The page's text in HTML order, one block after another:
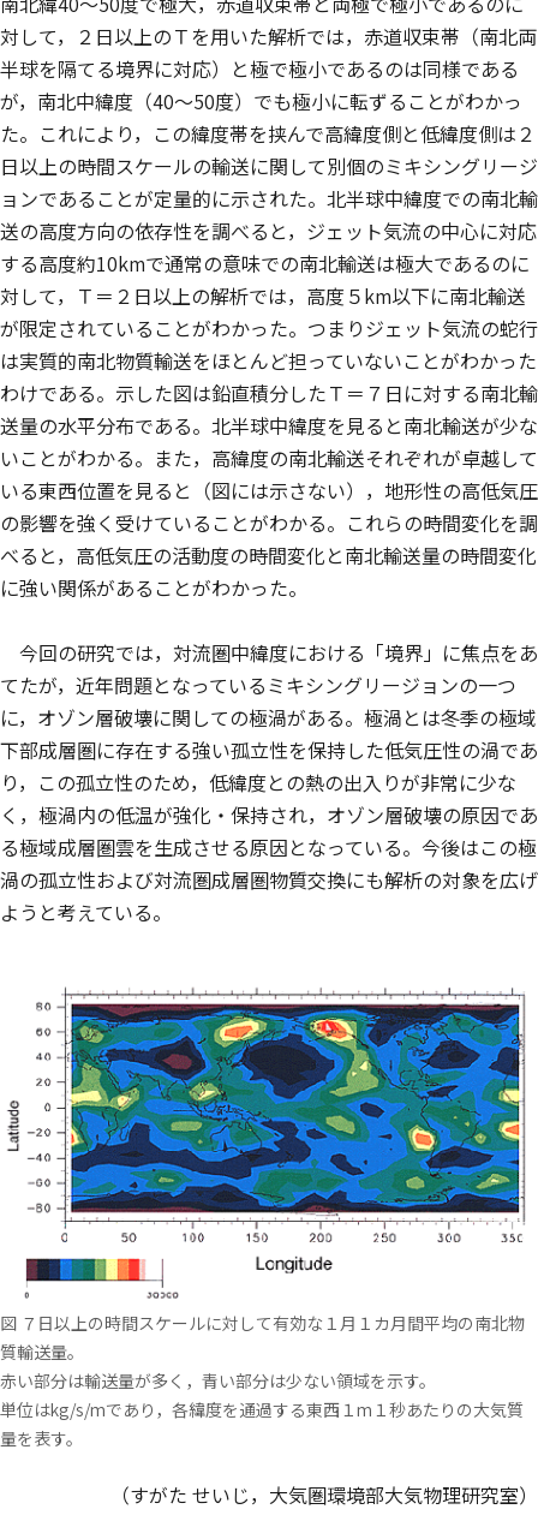
対して，２日以上のＴを用いた解析では，赤道収束帯（南北両
半球を隔てる境界に対応）と極で極小であるのは同様である
が，南北中緯度（40〜50度）でも極小に転ずることがわかっ
た。これにより，この緯度帯を挟んで高緯度側と低緯度側は２
日以上の時間スケールの輸送に関して別個のミキシングリージ
ョンであることが定量的に示された。北半球中緯度での南北輸
送の高度方向の依存性を調べると，ジェット気流の中心に対応
する高度約10kmで通常の意味での南北輸送は極大であるのに
対して，Ｔ＝２日以上の解析では，高度５km以下に南北輸送
が限定されていることがわかった。つまりジェット気流の蛇行
は実質的南北物質輸送をほとんど担っていないことがわかった
わけである。示した図は鉛直積分したＴ＝７日に対する南北輸
送量の水平分布である。北半球中緯度を見ると南北輸送が少な
いことがわかる。また，高緯度の南北輸送それぞれが卓越して
いる東西位置を見ると（図には示さない），地形性の高低気圧
の影響を強く受けていることがわかる。これらの時間変化を調
べると，高低気圧の活動度の時間変化と南北輸送量の時間変化
に強い関係があることがわかった。
今回の研究では，対流圏中緯度における「境界」に焦点をあ
てたが，近年問題となっているミキシングリージョンの一つ
に，オゾン層破壊に関しての極渦がある。極渦とは冬季の極域
下部成層圏に存在する強い孤立性を保持した低気圧性の渦であ
り，この孤立性のため，低緯度との熱の出入りが非常に少な
く，極渦内の低温が強化・保持され，オゾン層破壊の原因であ
る極域成層圏雲を生成させる原因となっている。今後はこの極
渦の孤立性および対流圏成層圏物質交換にも解析の対象を広げ
ようと考えている。
図 ７日以上の時間スケールに対して有効な１月１カ月間平均の南北物
質輸送量。
赤い部分は輸送量が多く，青い部分は少ない領域を示す。
単位はkg/s/mであり，各緯度を通過する東西１m１秒あたりの大気質
量を表す。
（すがた せいじ，大気圏環境部大気物理研究室）